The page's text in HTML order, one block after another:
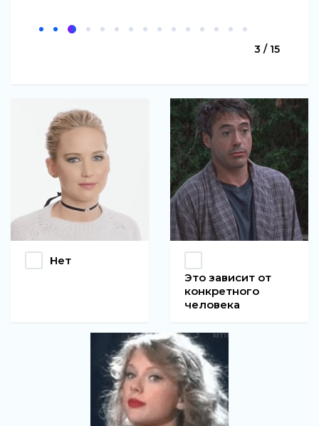
3 / 15
Нет
Это зависит от
конкретного
человека